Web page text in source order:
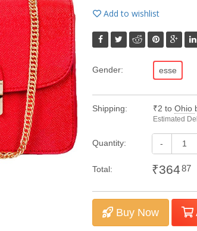
Add to wishlist
Gender: esse
Shipping: ₹2 to Ohio
Estimated
Quantity: -
Total: ₹36487
Buy Now